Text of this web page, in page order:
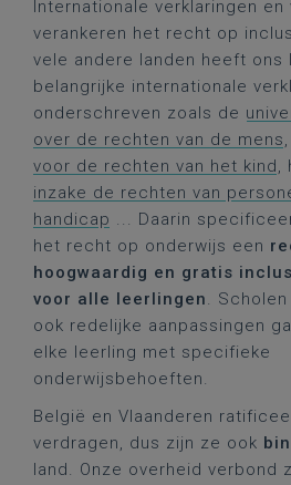
Internationale verklaringen en
verankeren het recht op
vele andere landen heeft ons
belangrijke internationale
onderschreven zoals de
over de rechten van de mens,
voor de rechten van het kind,
inzake de rechten van
handicap ... Daarin
het recht op onderwijs een
hoogwaardig en gratis
voor alle leerlingen.
ook redelijke aanpassingen
elke leerling met specifieke
onderwijsbehoeften.
België en Vlaanderen
verdragen, dus zijn ze ook
land. Onze overheid verbond